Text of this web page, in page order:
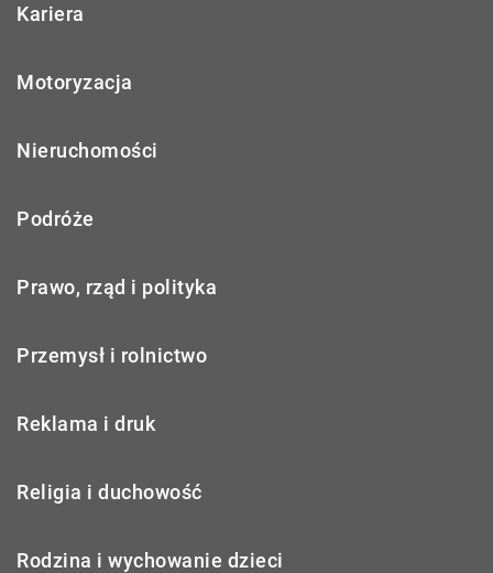
Kariera
Motoryzacja
Nieruchomości
Podróże
Prawo, rząd i polityka
Przemysł i rolnictwo
Reklama i druk
Religia i duchowość
Rodzina i wychowanie dzieci